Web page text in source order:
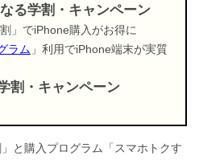
る学割・キャンペーン
」でiPhone購入がお得に
ラム 」利用でiPhone端末が実質
割・キャンペーン
と購入プログラム「スマホトクす